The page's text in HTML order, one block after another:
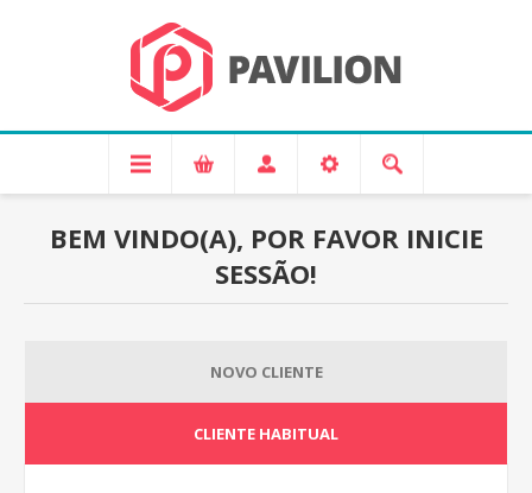
BEM VINDO(A), POR FAVOR INICIE
SESSÃO!
NOVO CLIENTE
CLIENTE HABITUAL